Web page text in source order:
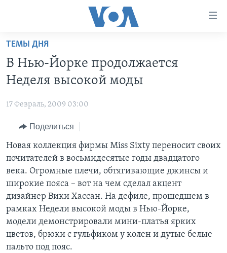
Перейти
основной
контент
навигации
Перейти
поиск
НОВОСТИ ЗА МИНУТУ
ИТОГИ
ПОЧЕМУ ЭТО ВАЖНО?
ДЕТАЛИ
НЬЮ-ЙОРК NEW YORK
АМЕРИКА. БОЛЬШОЕ ПУТЕШЕСТВИЕ
УЧИМ АНГЛИЙСКИЙ
НАША АМЕРИКАНСКАЯ ИСТОРИЯ
А КАК В АМЕРИКЕ?
АМЕРИКАНСКИЕ ГОРОДКИ
ТЕСТЫ
ЭКСПЕРТИЗА
ИНТЕРВЬЮ
ФАКТЫ ПРОТИВ ФЕЙКОВ
ЗА СВОБОДУ ПРЕССЫ
УЧИМ АНГЛИЙСКИЙ
ВИДЕО
ПОДПИСКА НА НОВОСТИ
Learning English
ТЕМЫ ДНЯ
В Нью-Йорке продолжается
Неделя высокой моды
17 Февраль, 2009 03:00
Поделиться
Новая коллекция фирмы Miss Sixty переносит своих
почитателей в восьмидесятые годы двадцатого
века. Огромные плечи, обтягивающие джинсы и
широкие пояса – вот на чем сделал акцент
дизайнер Вики Хассан. На дефиле, прошедшем в
рамках Недели высокой моды в Нью-Йорке,
модели демонстрировали мини-платья ярких
цветов, брюки с гульфиком у колен и дутые белые
пальто под пояс.